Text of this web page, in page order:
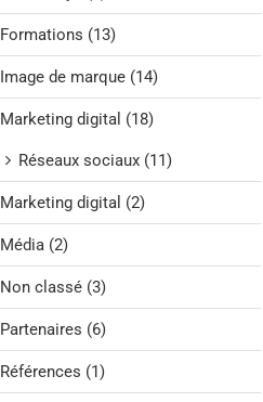
Formations (13)
Image de marque (14)
Marketing digital (18)
Réseaux sociaux (11)
Marketing digital (2)
Média (2)
Non classé (3)
Partenaires (6)
Références (1)